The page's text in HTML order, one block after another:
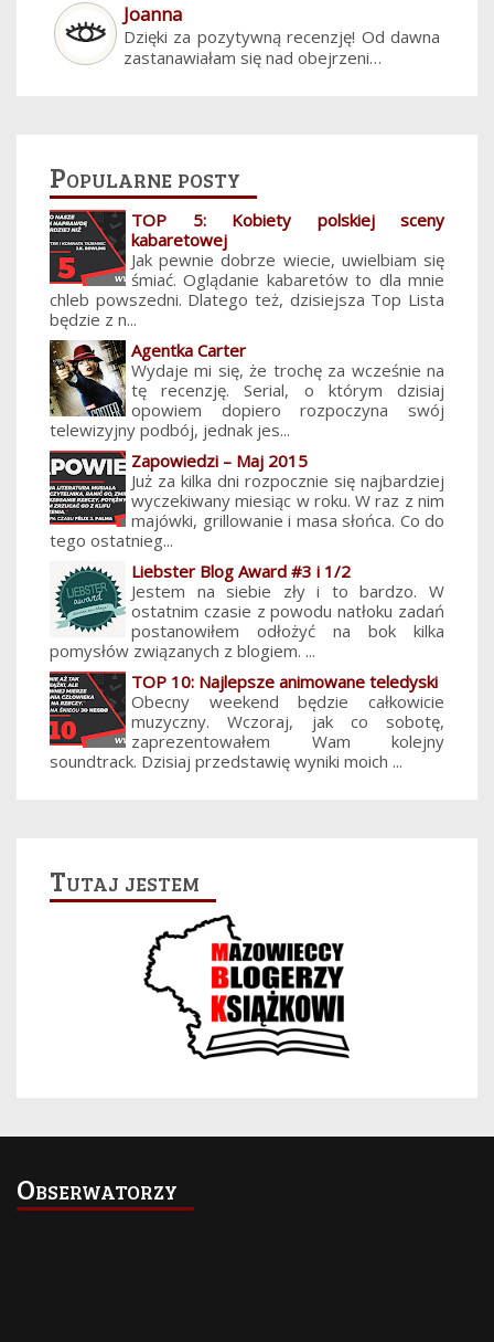
Joanna
Dzięki za pozytywną recenzję! Od dawna
zastanawiałam się nad obejrzeni…
Popularne posty
TOP 5: Kobiety polskiej sceny
kabaretowej
Jak pewnie dobrze wiecie, uwielbiam się
śmiać. Oglądanie kabaretów to dla mnie
chleb powszedni. Dlatego też, dzisiejsza Top Lista
będzie z n...
Agentka Carter
Wydaje mi się, że trochę za wcześnie na
tę recenzję. Serial, o którym dzisiaj
opowiem dopiero rozpoczyna swój
telewizyjny podbój, jednak jes...
Zapowiedzi – Maj 2015
Już za kilka dni rozpocznie się najbardziej
wyczekiwany miesiąc w roku. W raz z nim
majówki, grillowanie i masa słońca. Co do
tego ostatnieg...
Liebster Blog Award #3 i 1/2
Jestem na siebie zły i to bardzo. W
ostatnim czasie z powodu natłoku zadań
postanowiłem odłożyć na bok kilka
pomysłów związanych z blogiem. ...
TOP 10: Najlepsze animowane teledyski
Obecny weekend będzie całkowicie
muzyczny. Wczoraj, jak co sobotę,
zaprezentowałem Wam kolejny
soundtrack. Dzisiaj przedstawię wyniki moich ...
Tutaj jestem
Obserwatorzy